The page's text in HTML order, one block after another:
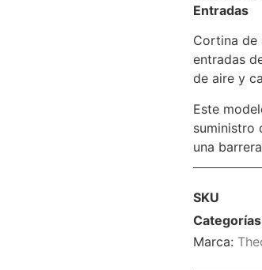
Entradas
Cortina de
entradas
de aire y
Este
suministro
una
SKU
Categorías
Marca: